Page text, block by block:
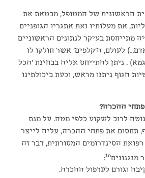
הראשונית של המטופל, מבטאת את
את מעלותיו ואת אתגריו הגופניים
מתייחסת בעיקר לנתונים הראשוניים
לעולם, ה'קלפים' אשר חולקו לו
. ניתן להתייחס אליה בבחינת 'הכל
הגוף ניתנו מראש, וכעת ביכולתינו
ההכרה?
לרוב לשקוע כלפי מטה. על מנת
תחסום את פתחי ההכרה, עליה לייצר
הסינדרומים המסורתית, דבר זה
16
: